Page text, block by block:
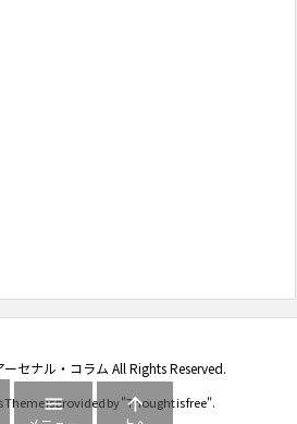
ーセナル・コラム All Rights Reserved.
is provided by "Thought is free".
 